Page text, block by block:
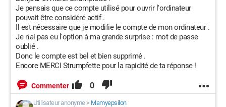
Je pensais que ce compte utilisé pour ouvrir l'ordinateur
pouvait être considéré actif .
Il est nécessaire que je modifie le compte de mon ordinateur .
Je n'ai pas eu l'option à ma grande surprise : mot de passe
oublié .
Donc le compte est bel et bien supprimé .
Encore MERCI Strumpfette pour la rapidité de ta réponse !
Commenter 0
Utilisateur anonyme> Mamyepsilon